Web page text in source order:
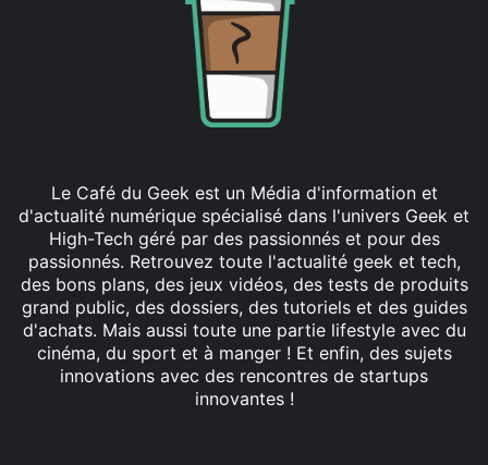
Le Café du Geek est un Média d'information et
d'actualité numérique spécialisé dans l'univers Geek et
High-Tech géré par des passionnés et pour des
passionnés. Retrouvez toute l'actualité geek et tech,
des bons plans, des jeux vidéos, des tests de produits
grand public, des dossiers, des tutoriels et des guides
d'achats. Mais aussi toute une partie lifestyle avec du
cinéma, du sport et à manger ! Et enfin, des sujets
innovations avec des rencontres de startups
innovantes !